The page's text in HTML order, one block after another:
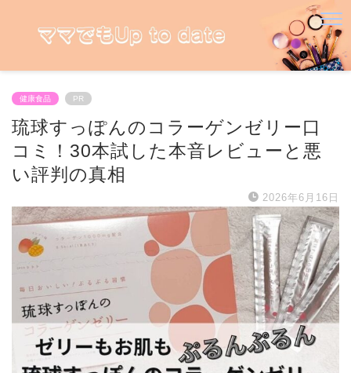
健康食品 PR
琉球すっぽんのコラーゲンゼリー口
コミ！30本試した本音レビューと悪
い評判の真相
2026年6月16日